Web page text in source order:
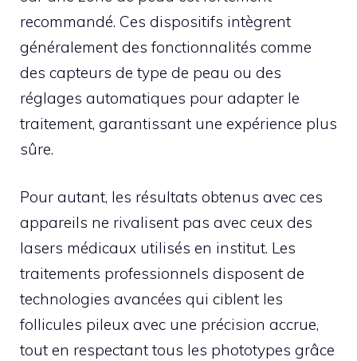
recommandé. Ces dispositifs intègrent
généralement des fonctionnalités comme
des capteurs de type de peau ou des
réglages automatiques pour adapter le
traitement, garantissant une expérience plus
sûre.
Pour autant, les résultats obtenus avec ces
appareils ne rivalisent pas avec ceux des
lasers médicaux utilisés en institut. Les
traitements professionnels disposent de
technologies avancées qui ciblent les
follicules pileux avec une précision accrue,
tout en respectant tous les phototypes grâce